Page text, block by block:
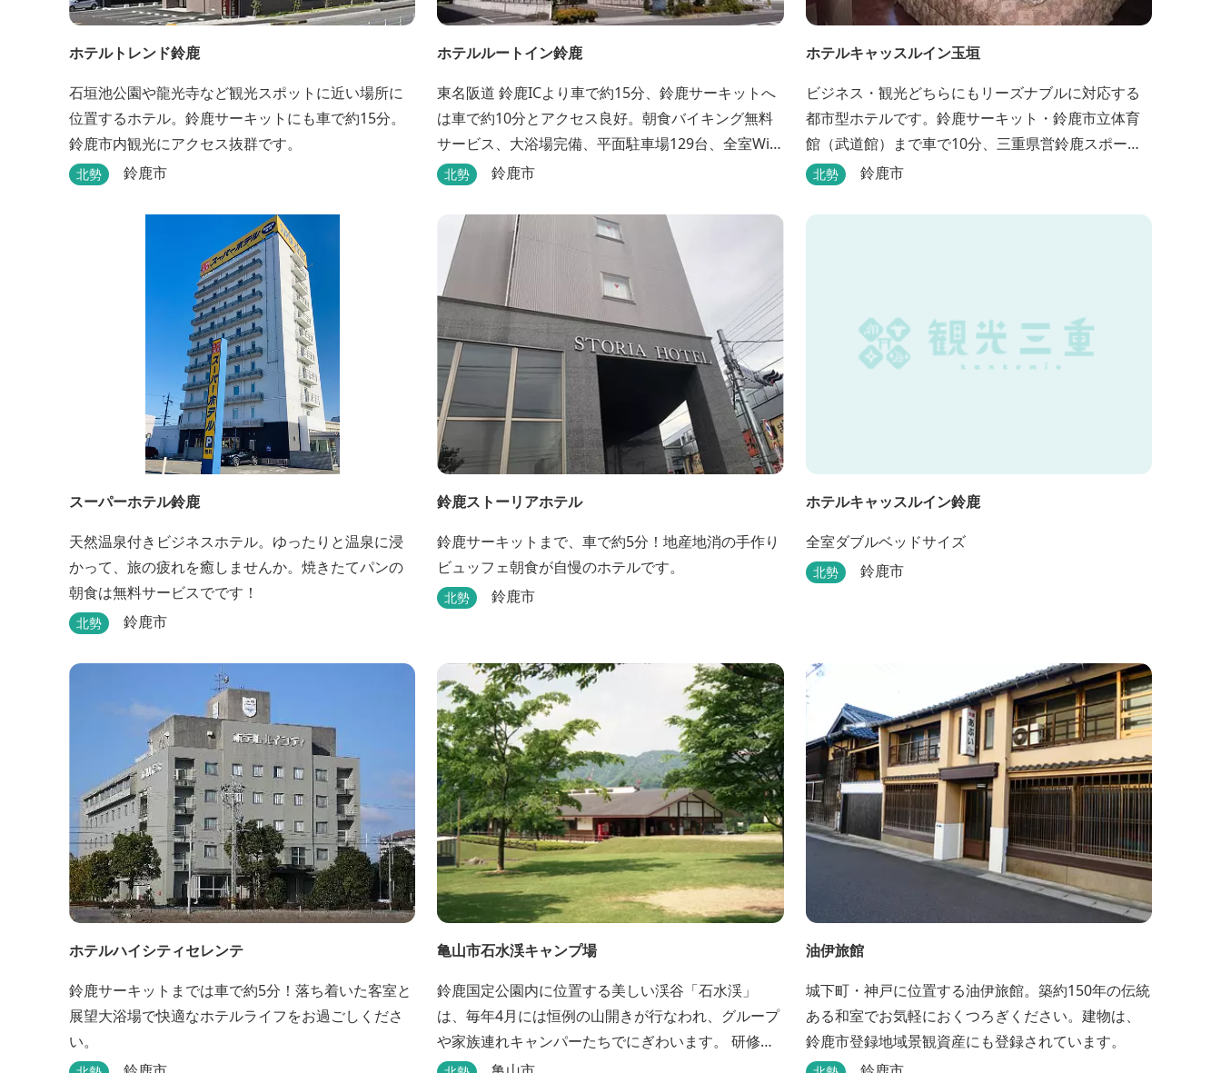
ホテルトレンド鈴鹿
石垣池公園や龍光寺など観光スポットに近い場所に
位置するホテル。鈴鹿サーキットにも車で約15分。
鈴鹿市内観光にアクセス抜群です。
北勢 鈴鹿市
ホテルルートイン鈴鹿
東名阪道 鈴鹿ICより車で約15分、鈴鹿サーキットへ
は車で約10分とアクセス良好。朝食バイキング無料
サービス、大浴場完備、平面駐車場129台、全室Wi-
Fi完備。ビジネスにも観光にもご利用頂ける快適なホ
北勢 鈴鹿市
ホテルキャッスルイン玉垣
ビジネス・観光どちらにもリーズナブルに対応する
都市型ホテルです。鈴鹿サーキット・鈴鹿市立体育
館（武道館）まで車で10分、三重県営鈴鹿スポーツ
ガーデンまで車で15分の好立地！！ さらに、全檜造
す。
北勢 鈴鹿市
スーパーホテル鈴鹿
天然温泉付きビジネスホテル。ゆったりと温泉に浸
かって、旅の疲れを癒しませんか。焼きたてパンの
朝食は無料サービスでです！
北勢 鈴鹿市
鈴鹿ストーリアホテル
鈴鹿サーキットまで、車で約5分！地産地消の手作り
ビュッフェ朝食が自慢のホテルです。
北勢 鈴鹿市
ホテルキャッスルイン鈴鹿
全室ダブルベッドサイズ
北勢 鈴鹿市
ホテルハイシティセレンテ
鈴鹿サーキットまでは車で約5分！落ち着いた客室と
展望大浴場で快適なホテルライフをお過ごしくださ
い。
亀山市石水渓キャンプ場
鈴鹿国定公園内に位置する美しい渓谷「石水渓」
は、毎年4月には恒例の山開きが行なわれ、グループ
や家族連れキャンパーたちでにぎわいます。 研修施
設は団体用宿泊施設、バンガローはグループ・家族
油伊旅館
城下町・神戸に位置する油伊旅館。築約150年の伝統
ある和室でお気軽におくつろぎください。建物は、
鈴鹿市登録地域景観資産にも登録されています。